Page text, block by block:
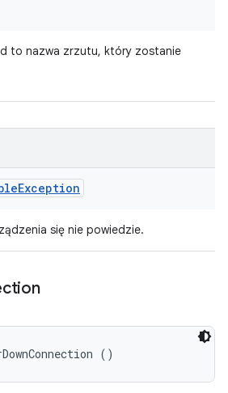
to nazwa zrzutu, który zostanie
Exception
się nie powiedzie.
()